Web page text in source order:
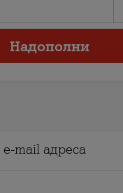
Надополни